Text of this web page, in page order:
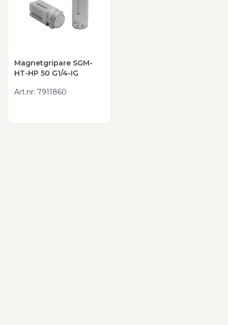
Magnetgripare SGM-
HT-HP 50 G1/4-IG
Art.nr: 7911860